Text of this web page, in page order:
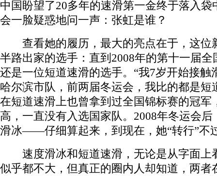
中国盼望了20多年的速滑第一金终于落入
会一脸疑惑地问一声：张虹是谁？
查看她的履历，最大的亮点在于，这位
半路出家的选手：直到2008年的第十一届
还是一位短道速滑的选手。“我7岁开始接触
哈尔滨市队，前两届冬运会，我比的都是短
在短道速滑上也曾拿到过全国锦标赛的冠军
高，一直没有入选国家队。2008年冬运会
滑冰——仔细算起来，到现在，她“转行”不
速度滑冰和短道速滑，无论是从字面上
似乎都不大，但真正的圈内人却知道，两者